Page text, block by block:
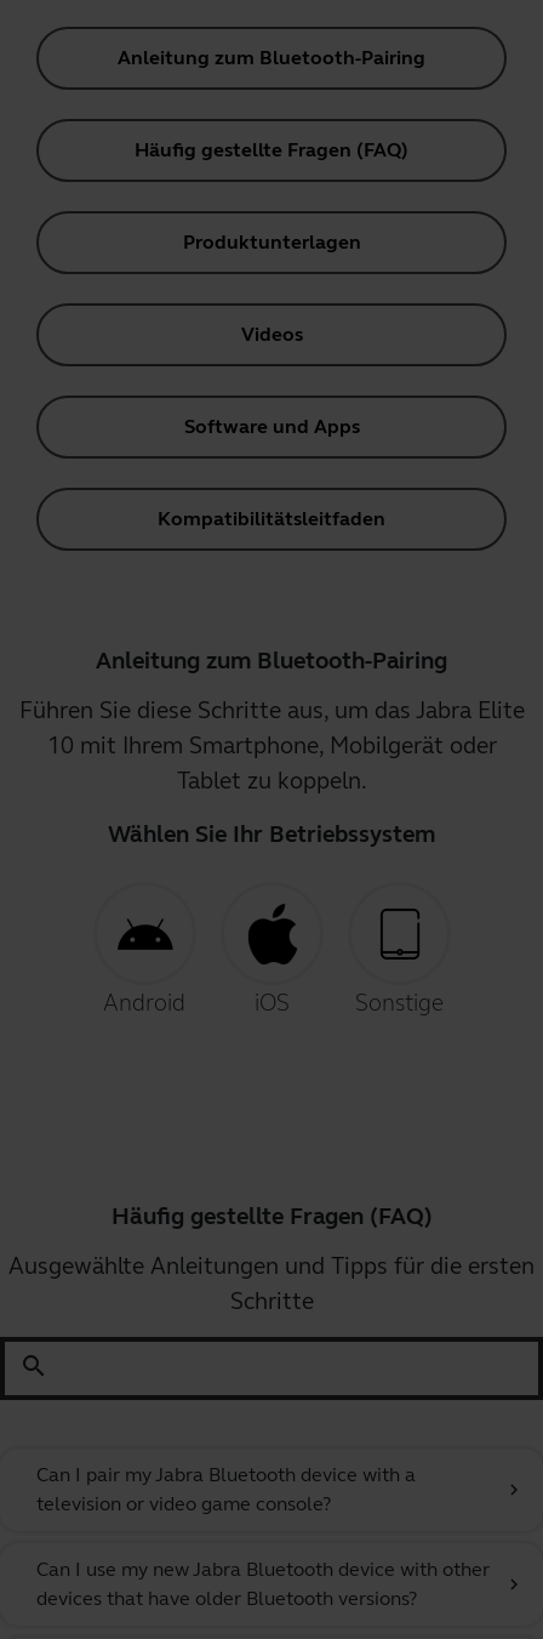
Anleitung zum Bluetooth-Pairing
Häufig gestellte Fragen (FAQ)
Produktunterlagen
Videos
Software und Apps
Kompatibilitätsleitfaden
Anleitung zum Bluetooth-Pairing
Führen Sie diese Schritte aus, um das Jabra Elite
10 mit Ihrem Smartphone, Mobilgerät oder
Tablet zu koppeln.
Wählen Sie Ihr Betriebssystem
Android iOS Sonstige
Häufig gestellte Fragen (FAQ)
Ausgewählte Anleitungen und Tipps für die ersten
Schritte
search
Can I pair my Jabra Bluetooth device with a
television or video game console?
chevron_right
Can I use my new Jabra Bluetooth device with other
devices that have older Bluetooth versions?
chevron_right